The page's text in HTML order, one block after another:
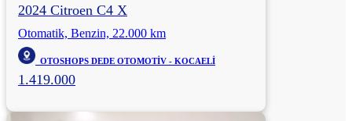
2024 Citroen C4 X
Otomatik, Benzin, 22.000 km
OTOSHOPS DEDE OTOMOTİV - KOCAELİ
1.419.000